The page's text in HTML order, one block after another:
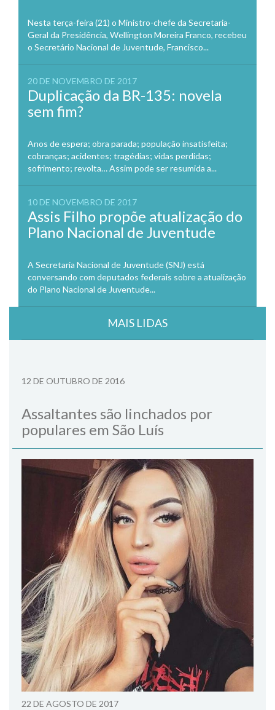
Nesta terça-feira (21) o Ministro-chefe da Secretaria-
Geral da Presidência, Wellington Moreira Franco, recebeu
o Secretário Nacional de Juventude, Francisco...
20 DE NOVEMBRO DE 2017
Duplicação da BR-135: novela
sem fim?
Anos de espera; obra parada; população insatisfeita;
cobranças; acidentes; tragédias; vidas perdidas;
sofrimento; revolta… Assim pode ser resumida a...
10 DE NOVEMBRO DE 2017
Assis Filho propõe atualização do
Plano Nacional de Juventude
A Secretaria Nacional de Juventude (SNJ) está
conversando com deputados federais sobre a atualização
do Plano Nacional de Juventude...
MAIS LIDAS
12 DE OUTUBRO DE 2016
Assaltantes são linchados por
populares em São Luís
22 DE AGOSTO DE 2017